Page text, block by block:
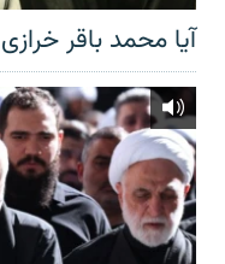
آیا محمد باقر